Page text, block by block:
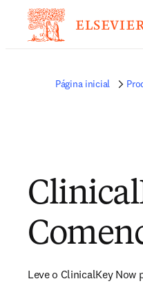
Página inicial
Leve o ClinicalKey Now